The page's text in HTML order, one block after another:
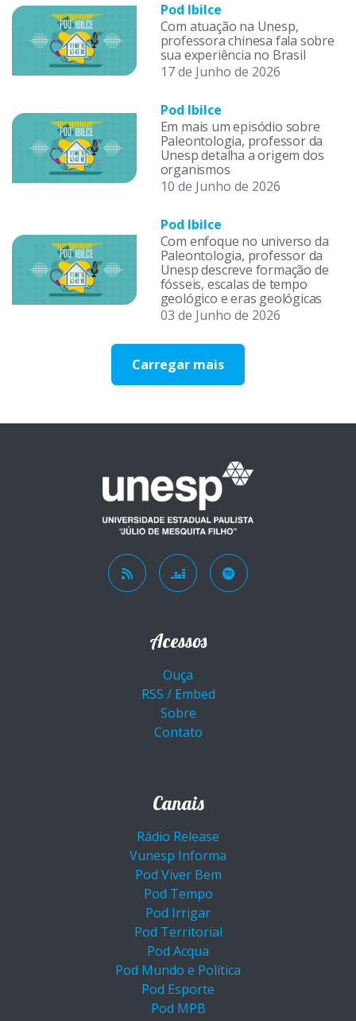
Pod Ibilce
Com atuação na Unesp,
professora chinesa fala sobre
sua experiência no Brasil
17 de Junho de 2026
Pod Ibilce
Em mais um episódio sobre
Paleontologia, professor da
Unesp detalha a origem dos
organismos
10 de Junho de 2026
Pod Ibilce
Com enfoque no universo da
Paleontologia, professor da
Unesp descreve formação de
fósseis, escalas de tempo
geológico e eras geológicas
03 de Junho de 2026
Carregar mais
Acessos
Ouça
RSS / Embed
Sobre
Contato
Canais
Rádio Release
Vunesp Informa
Pod Viver Bem
Pod Tempo
Pod Irrigar
Pod Territorial
Pod Acqua
Pod Mundo e Política
Pod Esporte
Pod MPB